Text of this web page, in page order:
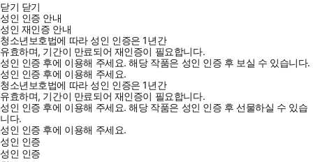
닫기 닫기
성인 인증 안내
성인 재인증 안내
청소년보호법에 따라 성인 인증은 1년간
유효하며, 기간이 만료되어 재인증이 필요합니다.
성인 인증 후에 이용해 주세요.해당 작품은 성인 인증 후 보실 수 있습니다.
성인 인증 후에 이용해 주세요.
청소년보호법에 따라 성인 인증은 1년간
유효하며, 기간이 만료되어 재인증이 필요합니다.
성인 인증 후에 이용해 주세요.해당 작품은 성인 인증 후 선물하실 수 있습
니다.
성인 인증 후에 이용해 주세요.
성인 인증
성인 인증